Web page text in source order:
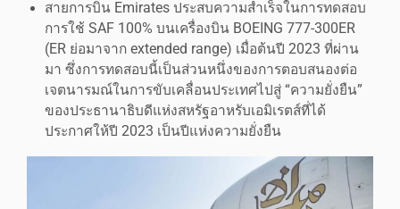
สายการบิน Emirates ประสบความสำเร็จในการทดสอบ
การใช้ SAF 100% บนเครื่องบิน BOEING 777-300ER
(ER ย่อมาจาก extended range) เมื่อต้นปี 2023 ที่ผ่าน
มา ซึ่งการทดสอบนี้เป็นส่วนหนึ่งของการตอบสนองต่อ
เจตนารมณ์ในการขับเคลื่อนประเทศไปสู่ “ความยั่งยืน”
ของประธานาธิบดีแห่งสหรัฐอาหรับเอมิเรตส์ที่ได้
ประกาศให้ปี 2023 เป็นปีแห่งความยั่งยืน